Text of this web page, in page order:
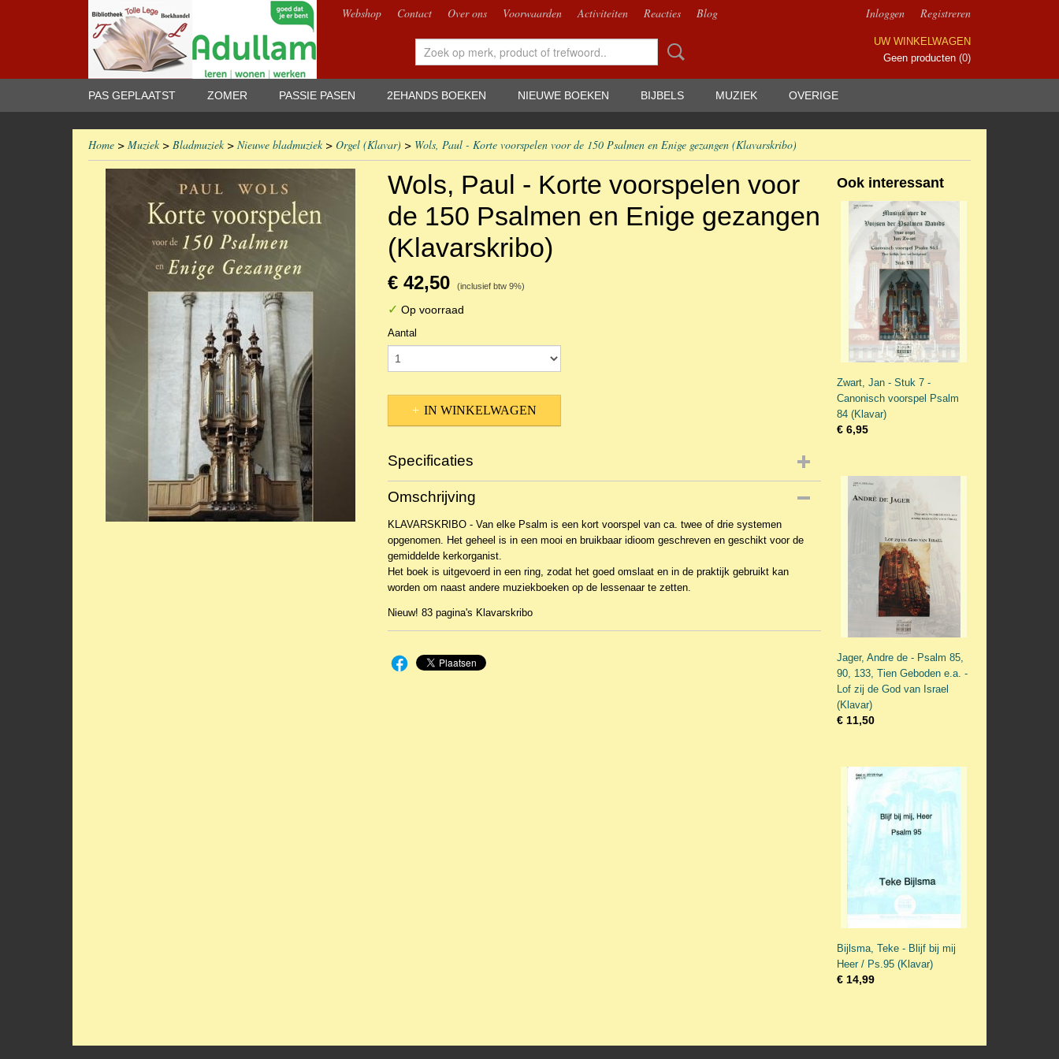
Webshop Contact Over ons Voorwaarden Activiteiten Reacties Blog Inloggen Registreren
UW WINKELWAGEN
Geen producten (0)
PAS GEPLAATST ZOMER PASSIE PASEN 2EHANDS BOEKEN NIEUWE BOEKEN BIJBELS MUZIEK OVERIGE
Home > Muziek> Bladmuziek> Nieuwe bladmuziek> Orgel (Klavar) > Wols, Paul - Korte voorspelen voor de 150 Psalmen en Enige gezangen (Klavarskribo)
Wols, Paul - Korte voorspelen voor
de 150 Psalmen en Enige gezangen
(Klavarskribo)
€ 42,50 (inclusief btw 9%)
✓ Op voorraad
Aantal
IN WINKELWAGEN
Specificaties
Productcode
EAN code
Omschrijving
KLAVARSKRIBO - Van elke Psalm is een kort voorspel van ca. twee of drie systemen
opgenomen. Het geheel is in een mooi en bruikbaar idioom geschreven en geschikt voor de
gemiddelde kerkorganist.
Het boek is uitgevoerd in een ring, zodat het goed omslaat en in de praktijk gebruikt kan
worden om naast andere muziekboeken op de lessenaar te zetten.
Nieuw! 83 pagina's Klavarskribo
Ook interessant
Zwart, Jan - Stuk 7 -
Canonisch voorspel Psalm
84 (Klavar)
€ 6,95
Jager, Andre de - Psalm 85,
90, 133, Tien Geboden e.a. -
Lof zij de God van Israel
(Klavar)
€ 11,50
Bijlsma, Teke - Blijf bij mij
Heer / Ps.95 (Klavar)
€ 14,99